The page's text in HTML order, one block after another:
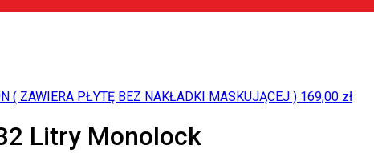
( ZAWIERA PŁYTĘ BEZ NAKŁADKI MASKUJĄCEJ ) 169,00 zł
Litry Monolock